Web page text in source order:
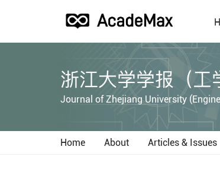
浙江大学学报（工
Journal of Zhejiang University
Home About Articles & Issues